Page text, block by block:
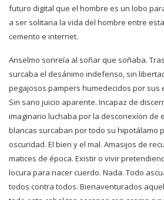
futuro digital que el hombre es un lobo
a ser solitaria la vida del hombre entre
cemento e internet.
Anselmo sonreía al soñar que soñaba.
surcaba el desánimo indefenso, sin
pegajosos pampers humedecidos por
Sin sano juicio aparente. Incapaz de
imaginario luchaba por la desconexíon de
blancas surcaban por todo su hipotálamo
oscuridad. El bien y el mal. Amasijos de
matices de época. Existir o vivir
locura para nacer cuerdo. Nada. Todo
todos contra todos. Bienaventurados